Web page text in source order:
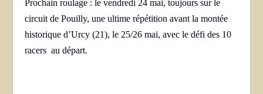
Prochain roulage : le vendredi 24 mai, toujours sur le
circuit de Pouilly, une ultime répétition avant la montée
historique d’Urcy (21), le 25/26 mai, avec le défi des 10
racers au départ.